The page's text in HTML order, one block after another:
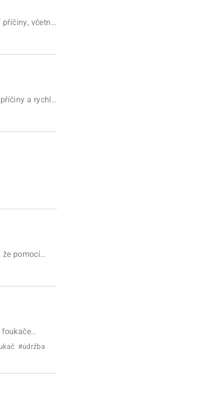
příčiny, včetně
vyřešte.
a rychle
že pomocí
postupu
#údržba